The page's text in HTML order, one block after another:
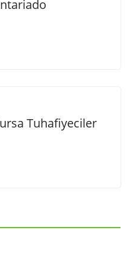
Tuhafiyeciler